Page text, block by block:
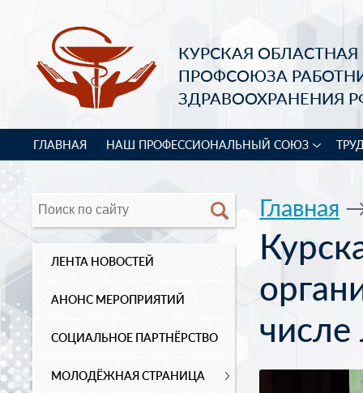
КУРСКАЯ
ПРОФСОЮЗА
ЗДРАВООХРАНЕНИЯ
ГЛАВНАЯ НАШ ПРОФЕССИОНАЛЬНЫЙ СОЮЗ
ЛЕНТА НОВОСТЕЙ
АНОНС МЕРОПРИЯТИЙ
СОЦИАЛЬНОЕ ПАРТНЁРСТВО
МОЛОДЁЖНАЯ СТРАНИЦА
Главная